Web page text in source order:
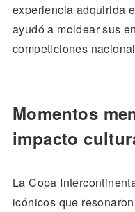
experiencia adquirida
ayudó a moldear sus
competiciones
Momentos
impacto
La Copa
icónicos que